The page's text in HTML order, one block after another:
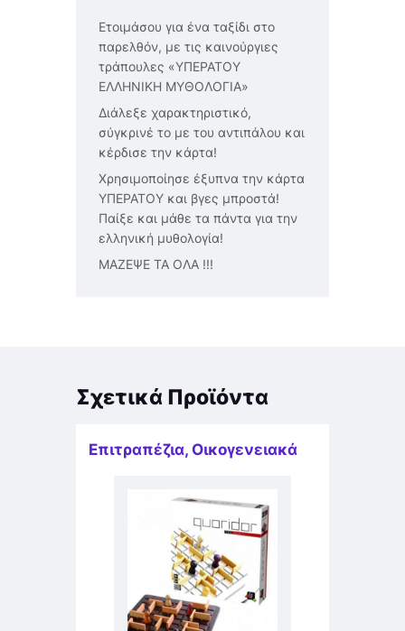
Ετοιμάσου για ένα ταξίδι στο
παρελθόν, με τις καινούργιες
τράπουλες «ΥΠΕΡΑΤΟΥ
ΕΛΛΗΝΙΚΗ ΜΥΘΟΛΟΓΙΑ»
Διάλεξε χαρακτηριστικό,
σύγκρινέ το με του αντιπάλου και
κέρδισε την κάρτα!
Χρησιμοποίησε έξυπνα την κάρτα
ΥΠΕΡΑΤΟΥ και βγες μπροστά!
Παίξε και μάθε τα πάντα για την
ελληνική μυθολογία!
ΜΑΖΕΨΕ ΤΑ ΟΛΑ !!!
Σχετικά Προϊόντα
Επιτραπέζια, Οικογενειακά